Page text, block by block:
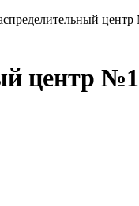
центр №1